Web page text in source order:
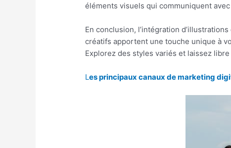
éléments visuels qui communiquent
En conclusion, l’intégration
créatifs apportent une touche unique à
Explorez des styles variés et laissez
Les principaux canaux de marketing